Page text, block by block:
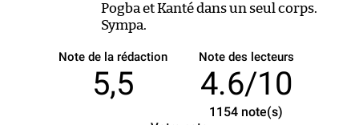
Pogba et Kanté dans un seul corps.
Sympa.
Note de la rédaction
5,5
Note des lecteurs
4.6/10
1154 note(s)